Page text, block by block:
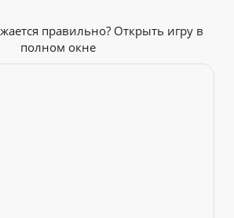
правильно? Открыть игру в
полном окне